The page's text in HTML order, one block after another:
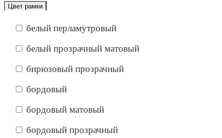
Цвет рамки
белый перламутровый
белый прозрачный матовый
бирюзовый прозрачный
бордовый
бордовый матовый
бордовый прозрачный